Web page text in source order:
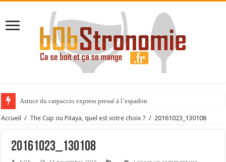
Astuce du carpaccio express pressé à l’espadon
Accueil / The Cup ou Pitaya, quel est votre choix ? / 20161023_130108
20161023_130108